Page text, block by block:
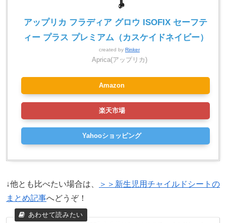
アップリカ フラディア グロウ ISOFIX セーフテ
ィー プラス プレミアム（カスケイドネイビー）
created by Rinker
Aprica(アップリカ)
Amazon
楽天市場
Yahooショッピング
↓他とも比べたい場合は、
＞＞新生児用チャイルドシートの
まとめ記事へどうぞ！